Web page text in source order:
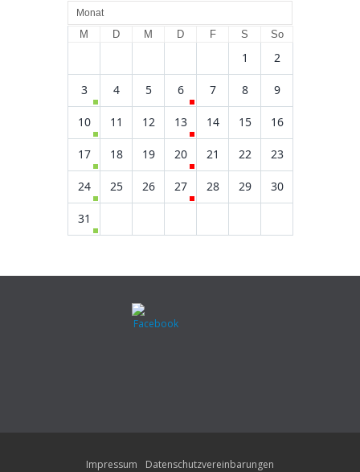
Monat
M D M D F S So
1 2
3 4 5 6 7 8 9
10 11 12 13 14 15 16
17 18 19 20 21 22 23
24 25 26 27 28 29 30
31
Impressum Datenschutzvereinbarungen